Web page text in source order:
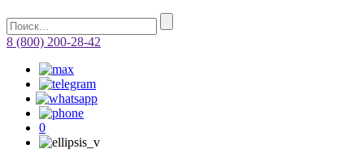
8 (800) 200-28-42
0